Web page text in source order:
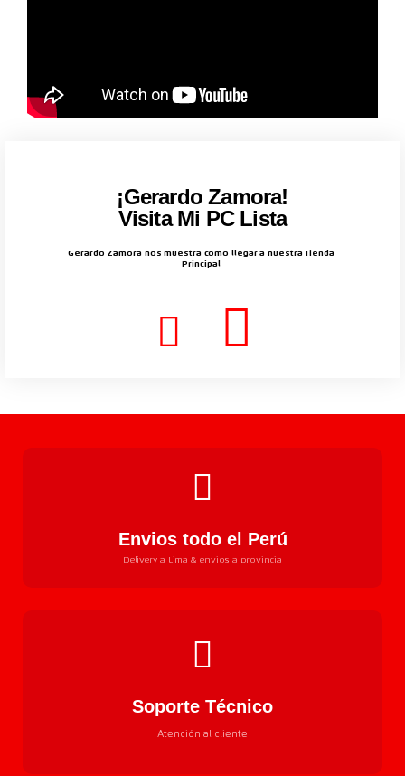
¡Gerardo Zamora!
Visita Mi PC Lista
Gerardo Zamora nos muestra como llegar a nuestra Tienda
Principal
Envios todo el Perú
Delivery a Lima & envios a provincia
Soporte Técnico
Atención al cliente